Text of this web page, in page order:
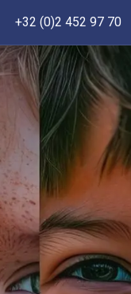
+32 (0)2 452 97 70
Accueil